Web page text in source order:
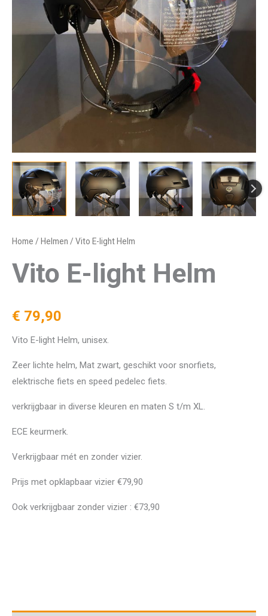
Home / Helmen / Vito E-light Helm
Vito E-light Helm
€ 79,90
Vito E-light Helm, unisex.
Zeer lichte helm, Mat zwart, geschikt voor snorfiets,
elektrische fiets en speed pedelec fiets.
verkrijgbaar in diverse kleuren en maten S t/m XL.
ECE keurmerk.
Verkrijgbaar mét en zonder vizier.
Prijs met opklapbaar vizier €79,90
Ook verkrijgbaar zonder vizier : €73,90